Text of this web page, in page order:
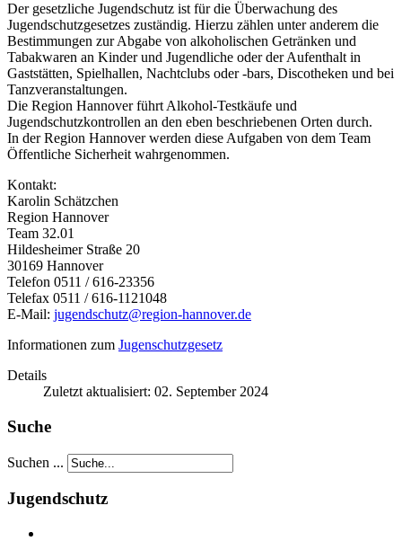
Der gesetzliche Jugendschutz ist für die Überwachung des
Jugendschutzgesetzes zuständig. Hierzu zählen unter anderem die
Bestimmungen zur Abgabe von alkoholischen Getränken und
Tabakwaren an Kinder und Jugendliche oder der Aufenthalt in
Gaststätten, Spielhallen, Nachtclubs oder -bars, Discotheken und bei
Tanzveranstaltungen.
Die Region Hannover führt Alkohol-Testkäufe und
Jugendschutzkontrollen an den eben beschriebenen Orten durch.
In der Region Hannover werden diese Aufgaben von dem Team
Öffentliche Sicherheit wahrgenommen.
Kontakt:
Karolin Schätzchen
Region Hannover
Team 32.01
Hildesheimer Straße 20
30169 Hannover
Telefon 0511 / 616-23356
Telefax 0511 / 616-1121048
E-Mail: jugendschutz@region-hannover.de
Informationen zum Jugenschutzgesetz
Details
Zuletzt aktualisiert: 02. September 2024
Suche
Suchen ...
Jugendschutz